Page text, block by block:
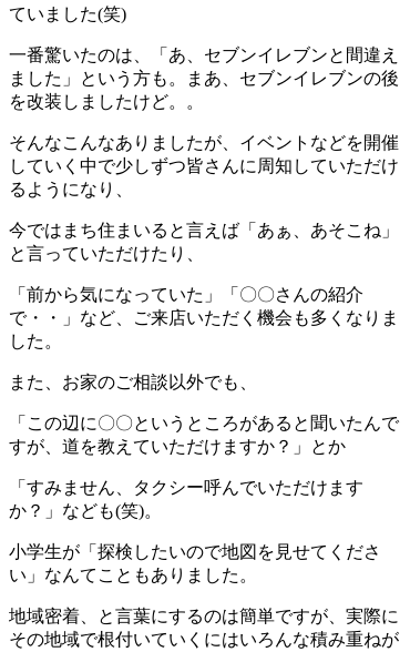
ていました(笑)
一番驚いたのは、「あ、セブンイレブンと間違え
ました」という方も。まあ、セブンイレブンの後
を改装しましたけど。。
そんなこんなありましたが、イベントなどを開催
していく中で少しずつ皆さんに周知していただけ
るようになり、
今ではまち住まいると言えば「あぁ、あそこね」
と言っていただけたり、
「前から気になっていた」「〇〇さんの紹介
で・・」など、ご来店いただく機会も多くなりま
した。
また、お家のご相談以外でも、
「この辺に〇〇というところがあると聞いたんで
すが、道を教えていただけますか？」とか
「すみません、タクシー呼んでいただけます
か？」なども(笑)。
小学生が「探検したいので地図を見せてくださ
い」なんてこともありました。
地域密着、と言葉にするのは簡単ですが、実際に
その地域で根付いていくにはいろんな積み重ねが